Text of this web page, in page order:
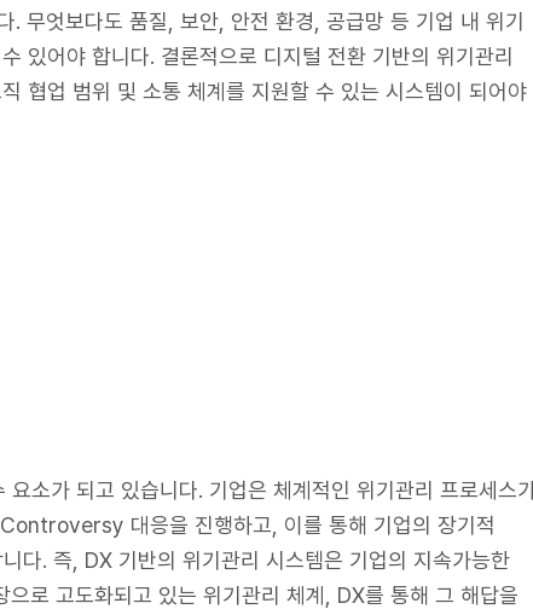
무엇보다도 품질, 보안, 안전 환경, 공급망 등 기업 내 위기
있어야 합니다. 결론적으로 디지털 전환 기반의 위기관리
협업 범위 및 소통 체계를 지원할 수 있는 시스템이 되어야
소가 되고 있습니다. 기업은 체계적인 위기관리 프로세스
대응을 진행하고, 이를 통해 기업의 장기적
다. 즉, DX 기반의 위기관리 시스템은 기업의 지속가능한
로 고도화되고 있는 위기관리 체계, DX를 통해 그 해답을